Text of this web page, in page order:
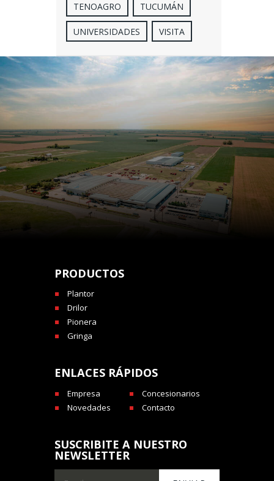
TENOAGRO TUCUMÁN
UNIVERSIDADES VISITA
PRODUCTOS
Plantor
Drilor
Pionera
Gringa
ENLACES RÁPIDOS
Empresa
Concesionarios
Novedades
Contacto
SUSCRIBITE A NUESTRO
NEWSLETTER